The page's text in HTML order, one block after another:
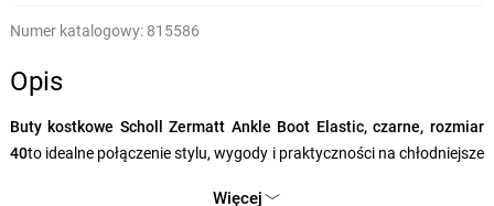
Numer katalogowy: 815586
Opis
Buty kostkowe Scholl Zermatt Ankle Boot Elastic, czarne, rozmiar
40to idealne połączenie stylu, wygody i praktyczności na chłodniejsze
Więcej